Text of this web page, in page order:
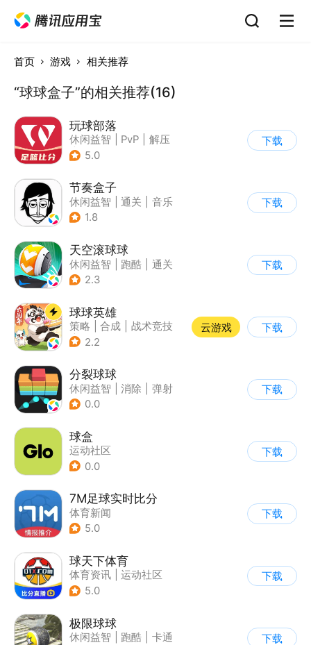
首页 游戏 相关推荐
“球球盒子”的相关推荐(16)
玩球部落
休闲益智 PvP
解压
| 写实
5.0
下载
节奏盒子
休闲益智 通关
音乐
1.8
下载
天空滚球球
休闲益智 跑酷
通关
2.3
下载
球球英雄
策略 合成
战术竞技
| 创酷
2.2
云游戏 下载
分裂球球
休闲益智 消除
弹射
0.0
下载
球盒
运动社区
0.0
下载
7M足球实时比分
体育新闻
5.0
下载
球天下体育
体育资讯
运动社区
5.0
下载
极限球球
休闲益智 跑酷
卡通
下载